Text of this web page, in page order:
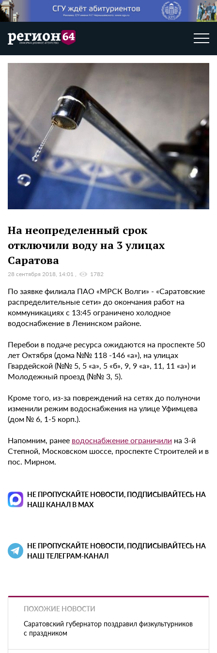
На неопределенный срок
отключили воду на 3 улицах
Саратова
28 сентября 2018, 14:01 1782
По заявке филиала ПАО «МРСК Волги» - «Саратовские
распределительные сети» до окончания работ на
коммуникациях с 13:45 ограничено холодное
водоснабжение в Ленинском районе.
Перебои в подаче ресурса ожидаются на проспекте 50
лет Октября (дома №№ 118 -146 «а»), на улицах
Гвардейской (№№ 5, 5 «а», 5 «б», 9, 9 «а», 11, 11 «а») и
Молодежный проезд (№№ 3, 5).
Кроме того, из-за повреждений на сетях до полуночи
изменили режим водоснабжения на улице Уфимцева
(дом № 6, 1-5 корп.).
Напомним, ранее водоснабжение ограничили на 3-й
Степной, Московском шоссе, проспекте Строителей и в
пос. Мирном.
НЕ ПРОПУСКАЙТЕ НОВОСТИ, ПОДПИСЫВАЙТЕСЬ НА
НАШ КАНАЛ В MAX
НЕ ПРОПУСКАЙТЕ НОВОСТИ, ПОДПИСЫВАЙТЕСЬ НА
НАШ ТЕЛЕГРАМ-КАНАЛ
ПОХОЖИЕ НОВОСТИ
Саратовский губернатор поздравил физкультурников
с праздником